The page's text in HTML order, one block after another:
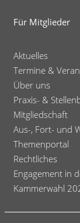
Für Mitglieder
Aktuelles
Termine &
Über uns
Praxis- &
Mitgliedschaft
Aus-, Fort- und
Themenportal
Rechtliches
Engagement in
Kammerwahl